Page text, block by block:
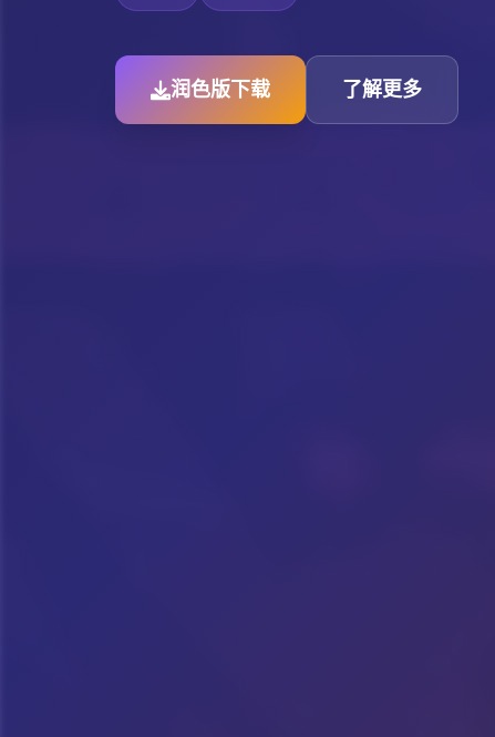
润色版下载 了解更多